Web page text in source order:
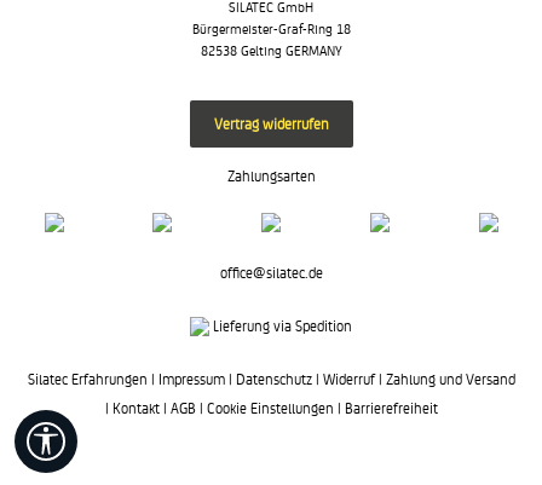
SILATEC GmbH
Bürgermeister-Graf-Ring 18
82538 Gelting GERMANY
Vertrag widerrufen
Zahlungsarten
office@silatec.de
Lieferung via Spedition
Silatec Erfahrungen | Impressum | Datenschutz | Widerruf| Zahlung und Versand
| Kontakt | AGB | Cookie Einstellungen | Barrierefreiheit
Werkzeugleiste anzeigen